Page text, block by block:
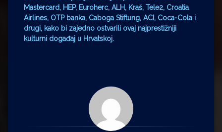
Mastercard, HEP, Euroherc, ALH, Kraš, Tele2, Croatia
Airlines, OTP banka, Caboga Stiftung, ACI, Coca-Cola i
drugi, kako bi zajedno ostvarili ovaj najprestižniji
kulturni događaj u Hrvatskoj.